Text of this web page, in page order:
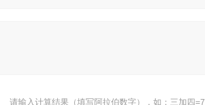
请输入计算结果（填写阿拉伯数字），如：三加四=7